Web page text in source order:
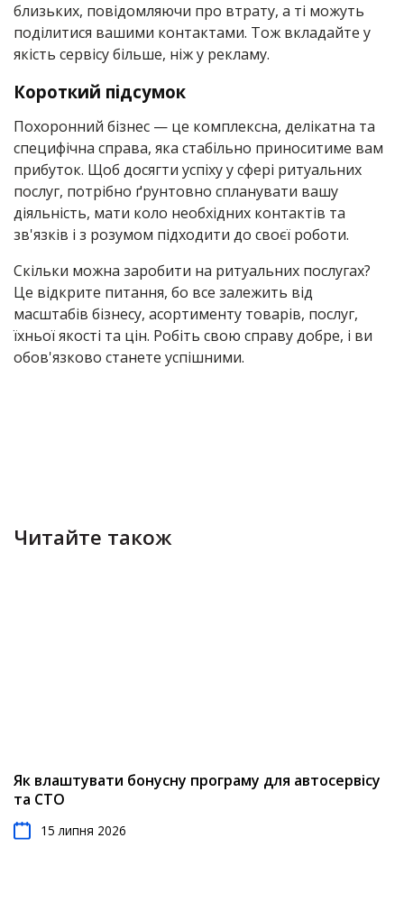
близьких, повідомляючи про втрату, а ті можуть
поділитися вашими контактами. Тож вкладайте у
якість сервісу більше, ніж у рекламу.
Короткий підсумок
Похоронний бізнес — це комплексна, делікатна та
специфічна справа, яка стабільно приноситиме вам
прибуток. Щоб досягти успіху у сфері ритуальних
послуг, потрібно ґрунтовно спланувати вашу
діяльність, мати коло необхідних контактів та
зв'язків і з розумом підходити до своєї роботи.
Скільки можна заробити на ритуальних послугах?
Це відкрите питання, бо все залежить від
масштабів бізнесу, асортименту товарів, послуг,
їхньої якості та цін. Робіть свою справу добре, і ви
обов'язково станете успішними.
Читайте також
Як влаштувати бонусну програму для автосервісу
та СТО
15 липня 2026